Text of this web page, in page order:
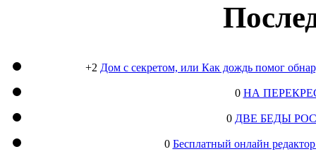
+2 Дом с секретом, или Как дождь помог
0 НА
0 ДВЕ БЕДЫ
0 Бесплатный онлайн